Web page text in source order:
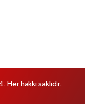
hakkı saklıdır.